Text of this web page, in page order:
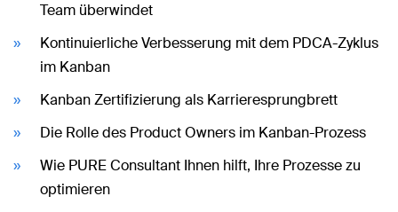
Team überwindet
Kontinuierliche Verbesserung mit dem PDCA-Zyklus
im Kanban
Kanban Zertifizierung als Karrieresprungbrett
Die Rolle des Product Owners im Kanban-Prozess
Wie PURE Consultant Ihnen hilft, Ihre Prozesse zu
optimieren